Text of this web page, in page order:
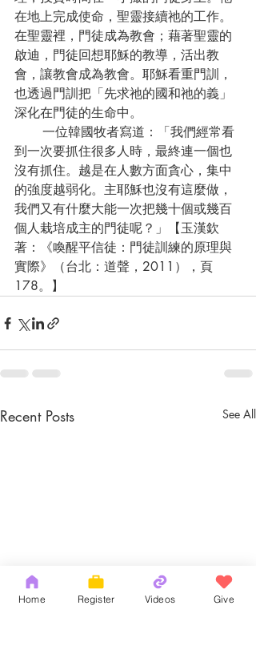
在地上完成使命，聖靈接續祂的工作。
在聖靈裡，門徒成為教會；藉著聖靈的
啟迪，門徒回想耶穌的教導，活出教
會，讓教會成為教會。耶穌看重門訓，
也透過門訓把「先求祂的國和祂的義」
深化在門徒的生命中。
到一次要抓住很多人時，最終連一個也
沒有抓住。越是在人數方面貪心，集中
的強度越弱化。主耶穌也沒有這麼做，
我們又有什麼大能一次把幾十個或幾百
個人栽培成主的門徒呢？」【玉漢欽
著：《喚醒平信徒：門徒訓練的原理與
實際》（台北：道聲，2011），頁
178。】
Recent Posts See All
Home Register Videos Give